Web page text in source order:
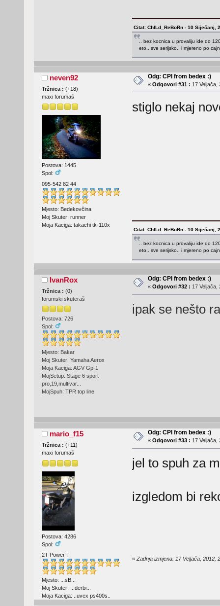
Citat: ChILd_ReBoRn - 10 Siječanj,
.. bez kocnica u provaliju ide do
eto.. sve serijsko.. i mjereno po
neven92
Tržnica : (+18)
maxi forumaš
Postova: 1445
Spol:
095-542 82 44
Mjesto: Bedekovčina
Moj Skuter: runner
Moja Kaciga: takachi tk-110x
Odg: CPI from bedex :)
« Odgovori #31 : 17 Veljača,
stiglo nekaj
Citat: ChILd_ReBoRn - 10 Siječanj,
.. bez kocnica u provaliju ide do
eto.. sve serijsko.. i mjereno po
IvanRox
Tržnica : (0)
forumski skuteraš
Postova: 726
Spol:
Mjesto: Bakar
Moj Skuter: Yamaha Aerox
Moja Kaciga: AGV Gp-1
MojSetup: Stage 6 sport
pro,19,multivar...
MojSpuh: TPR top line
Odg: CPI from bedex :)
« Odgovori #32 : 17 Veljača,
ipak se nešto
mario_f15
Tržnica : (+11 )
maxi forumaš
Postova: 4286
Spol:
2T Power !
Mjesto: ...sB...
Moj Skuter: ...derbi...
Moja Kaciga: ..uvex ps400s..
Odg: CPI from bedex :)
« Odgovori #33 : 17 Veljača,
jel to spuh za
izgledom bi
«Zadnja izmjena: 17 Veljača, 2012,